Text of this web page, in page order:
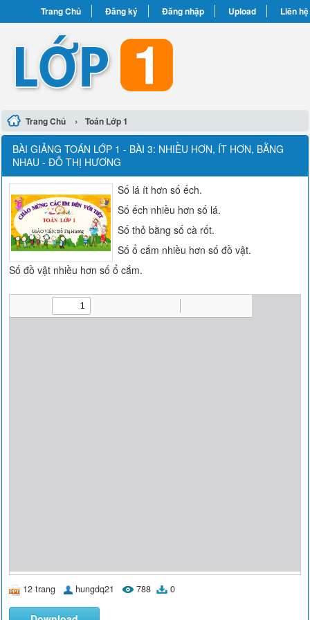
Trang Chủ Đăng ký Đăng nhập Upload Liên hệ
Trang Chủ › Toán Lớp 1
BÀI GIẢNG TOÁN LỚP 1 - BÀI 3: NHIỀU HƠN, ÍT HƠN, BẰNG
NHAU - ĐỖ THỊ HƯƠNG
Số lá ít hơn số ếch.
Số ếch nhiều hơn số lá.
Số thỏ bằng số cà rốt.
Số ổ cắm nhiều hơn số đồ vật.
Số đồ vật nhiều hơn số ổ cắm.
12 trang hungdq21 788 0